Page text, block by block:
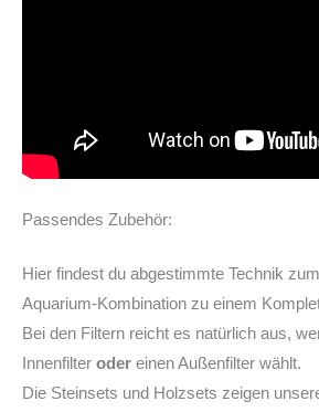
Passendes Zubehör:
Hier findest du abgestimmte Technik
Aquarium-Kombination zu einem
Bei den Filtern reicht es natürlich aus,
Innenfilter oder einen Außenfilter wählt.
Die Steinsets und Holzsets zeigen